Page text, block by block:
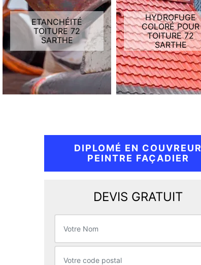
ETANCHÉITÉ
TOITURE 72
SARTHE
HYDROFUGE
COLORÉ POUR
TOITURE 72
SARTHE
DIPLOMÉ EN COUVREUR
PEINTRE FAÇADIER
DEVIS GRATUIT